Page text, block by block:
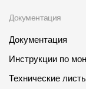
Документация
Документация
Инструкции по
Технические